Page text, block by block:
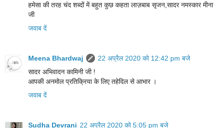
हमेसा की तरह चंद शब्दों में बहुत कुछ कहता लाज़बाब सृजन,सादर नमस्कार मीना
जी
जवाब दें
Meena Bhardwaj
22 अप्रैल 2020 को 12:42 pm बजे
सादर अभिवादन कामिनी जी !
आपकी अनमोल प्रतिक्रिया के लिए तहेदिल से आभार ।
जवाब दें
Sudha Devrani 22 अप्रैल 2020 को 5:05 pm बजे